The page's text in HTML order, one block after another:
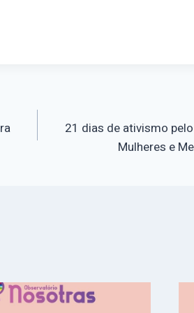
21 dias de ativismo
Mulheres e